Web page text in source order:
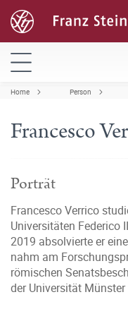
Home Person
Francesco
Porträt
Francesco Verrico
Universitäten Federico
2019 absolvierte er
nahm am
römischen
der Universität Münster